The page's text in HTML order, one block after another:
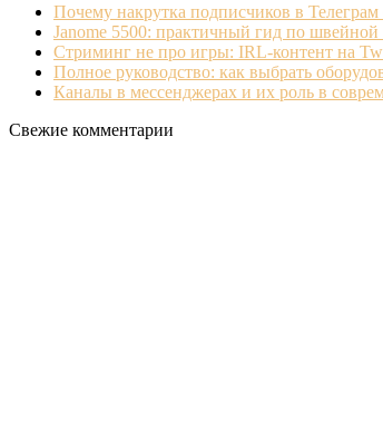
Почему накрутка подписчиков в
Janome 5500: практичный гид по
Стриминг не про игры: IRL‐контент на
Полное руководство: как выбрать
Каналы в мессенджерах и их роль в
Свежие комментарии